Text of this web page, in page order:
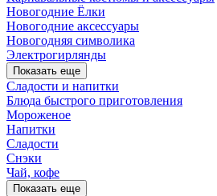
Новогодние Ёлки
Новогодние аксессуары
Новогодняя символика
Электрогирлянды
Показать еще
Сладости и напитки
Блюда быстрого приготовления
Мороженое
Напитки
Сладости
Снэки
Чай, кофе
Показать еще